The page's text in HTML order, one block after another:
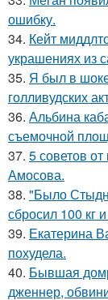
ошибку.
34. Кейт
украшениях из
35. Я был в
голливудских
36. Альбина
съемочной
37. 5 советов
Амосова.
38. "Было
сбросил 100 кг
39. Екатерина
похудела.
40. Бывшая
дженнер,